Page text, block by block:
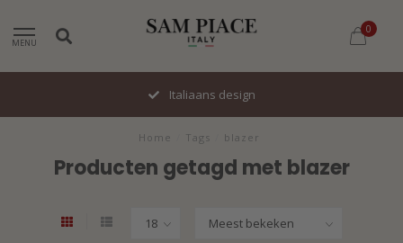
MENU
0
Italiaans design
Home Tags blazer
Producten getagd met blazer